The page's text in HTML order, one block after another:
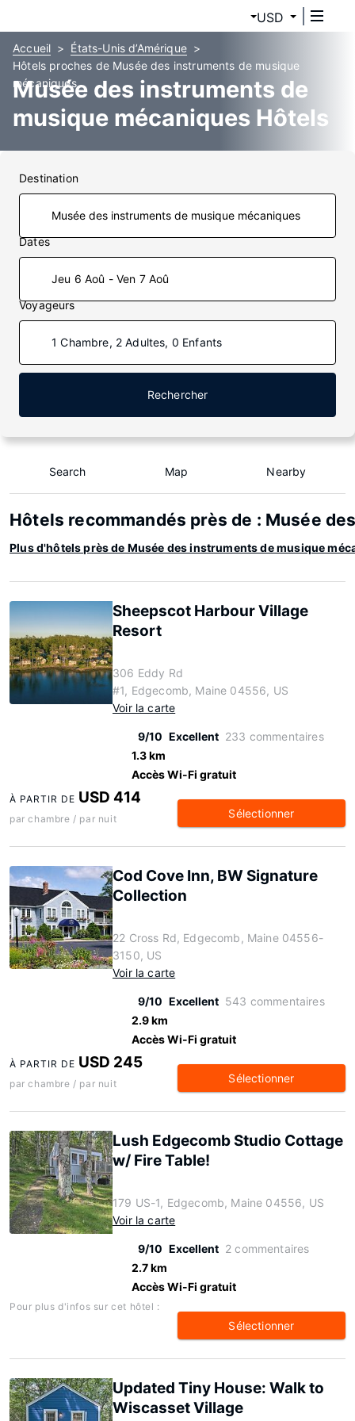
USD
Accueil
États-Unis d’Amérique
Hôtels proches de Musée des instruments de musique
mécaniques
Musée des instruments de
musique mécaniques Hôtels
Destination
Dates
Jeu 6 Aoû - Ven 7 Aoû
Voyageurs
1 Chambre, 2 Adultes, 0 Enfants
Rechercher
Search Map Nearby
Hôtels recommandés près de : Musée
Plus d'hôtels près de Musée des instruments de musique
Sheepscot Harbour Village
Resort
306 Eddy Rd
#1, Edgecomb, Maine 04556, US
Voir la carte
9/10 Excellent 233 commentaires
1.3 km
Accès Wi-Fi gratuit
À PARTIR DE USD 414
par chambre / par nuit Sélectionner
Cod Cove Inn, BW Signature
Collection
22 Cross Rd, Edgecomb, Maine 04556-
3150, US
Voir la carte
9/10 Excellent 543 commentaires
2.9 km
Accès Wi-Fi gratuit
À PARTIR DE USD 245
par chambre / par nuit Sélectionner
Lush Edgecomb Studio Cottage
w/ Fire Table!
179 US-1, Edgecomb, Maine 04556, US
Voir la carte
9/10 Excellent 2 commentaires
2.7 km
Accès Wi-Fi gratuit
Pour plus d'infos sur cet hôtel :
Sélectionner
Updated Tiny House: Walk to
Wiscasset Village